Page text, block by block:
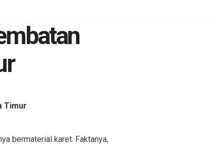
Timur
bermaterial karet. Faktanya,